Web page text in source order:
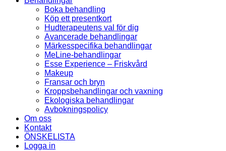
Boka behandling
Köp ett presentkort
Hudterapeutens val för dig
Avancerade behandlingar
Märkesspecifika behandlingar
MeLine-behandlingar
Esse Experience – Friskvård
Makeup
Fransar och bryn
Kroppsbehandlingar och vaxning
Ekologiska behandlingar
Avbokningspolicy
Om oss
Kontakt
ÖNSKELISTA
Logga in